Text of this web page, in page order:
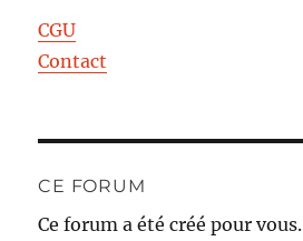
CGU
Contact
CE FORUM
Ce forum a été créé pour vous.